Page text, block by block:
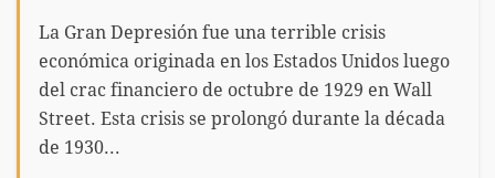
La Gran Depresión fue una terrible crisis
económica originada en los Estados Unidos luego
del crac financiero de octubre de 1929 en Wall
Street. Esta crisis se prolongó durante la década
de 1930...